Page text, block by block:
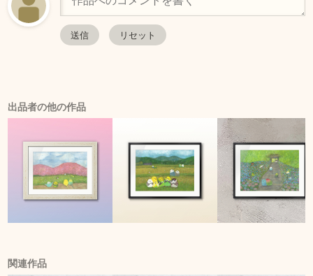
出品者の他の作品
関連作品